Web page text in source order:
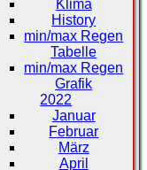
Klima
History
min/max Regen
Tabelle
min/max Regen
Grafik
2022
Januar
Februar
März
April